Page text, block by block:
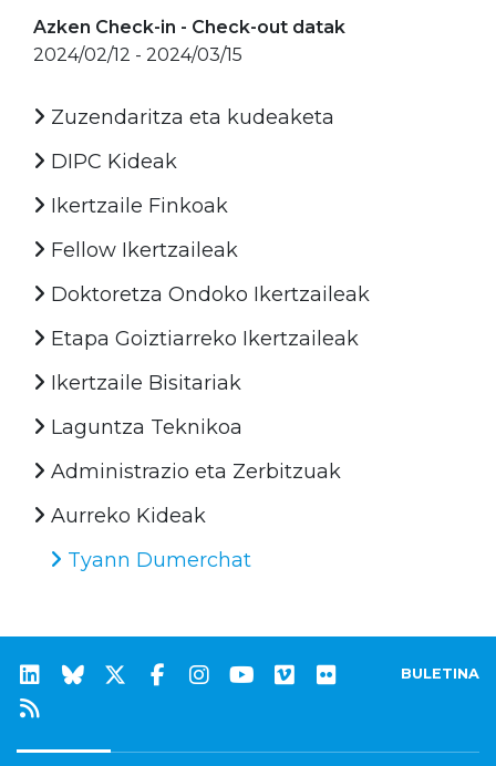
Azken Check-in - Check-out datak
2024/02/12 - 2024/03/15
Zuzendaritza eta kudeaketa
DIPC Kideak
Ikertzaile Finkoak
Fellow Ikertzaileak
Doktoretza Ondoko Ikertzaileak
Etapa Goiztiarreko Ikertzaileak
Ikertzaile Bisitariak
Laguntza Teknikoa
Administrazio eta Zerbitzuak
Aurreko Kideak
Tyann Dumerchat
BULETINA